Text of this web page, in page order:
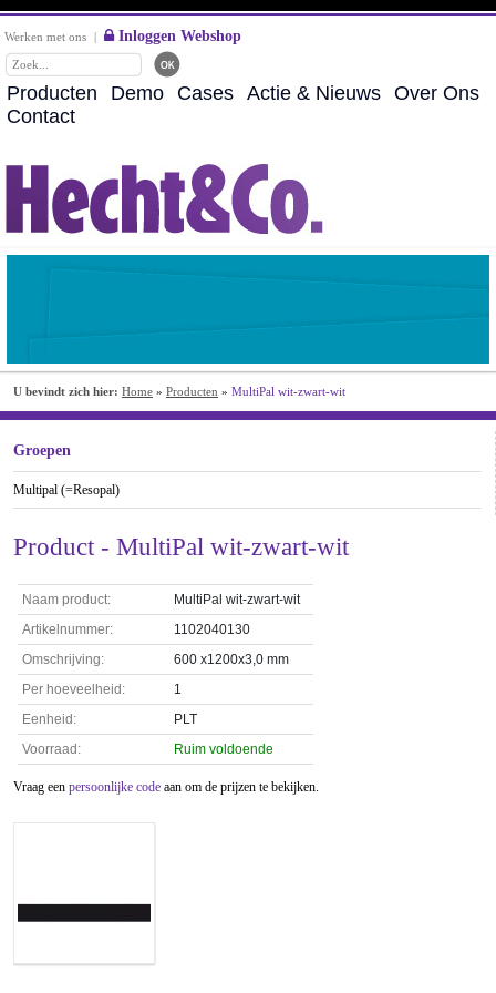
Werken met ons | Inloggen Webshop
Producten Demo Cases Actie & Nieuws Over Ons
Contact
U bevindt zich hier: Home » Producten » MultiPal wit-zwart-wit
Groepen
Multipal (=Resopal)
Product - MultiPal wit-zwart-wit
Naam product:
MultiPal wit-zwart-wit
Artikelnummer:
1102040130
Omschrijving:
600 x1200x3,0 mm
Per hoeveelheid:
1
Eenheid:
PLT
Voorraad:
Ruim voldoende
Vraag een persoonlijke code aan om de prijzen te bekijken.